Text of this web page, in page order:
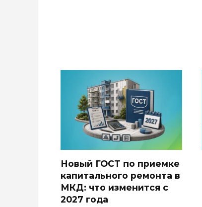
Новый ГОСТ по приемке
капитального ремонта в
МКД: что изменится с
2027 года